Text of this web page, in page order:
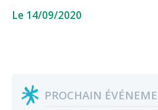
Le 14/09/2020
PROCHAIN